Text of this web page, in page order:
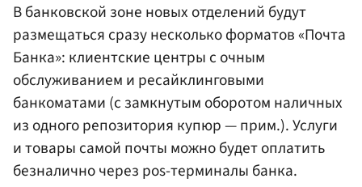
В банковской зоне новых отделений будут
размещаться сразу несколько форматов «Почта
Банка»: клиентские центры с очным
обслуживанием и ресайклинговыми
банкоматами (с замкнутым оборотом наличных
из одного репозитория купюр — прим.). Услуги
и товары самой почты можно будет оплатить
безналично через pos-терминалы банка.